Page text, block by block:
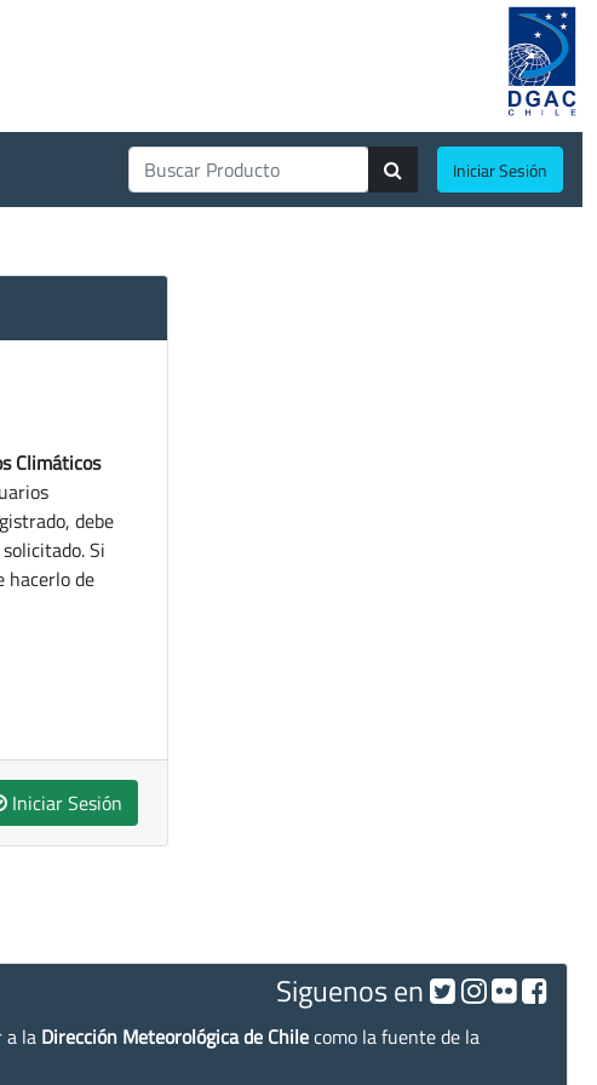
Iniciar Sesión
Climáticos
debe
Si
hacerlo de
Iniciar Sesión
Siguenos en
a la Dirección Meteorológica de Chilecomo la fuente de la